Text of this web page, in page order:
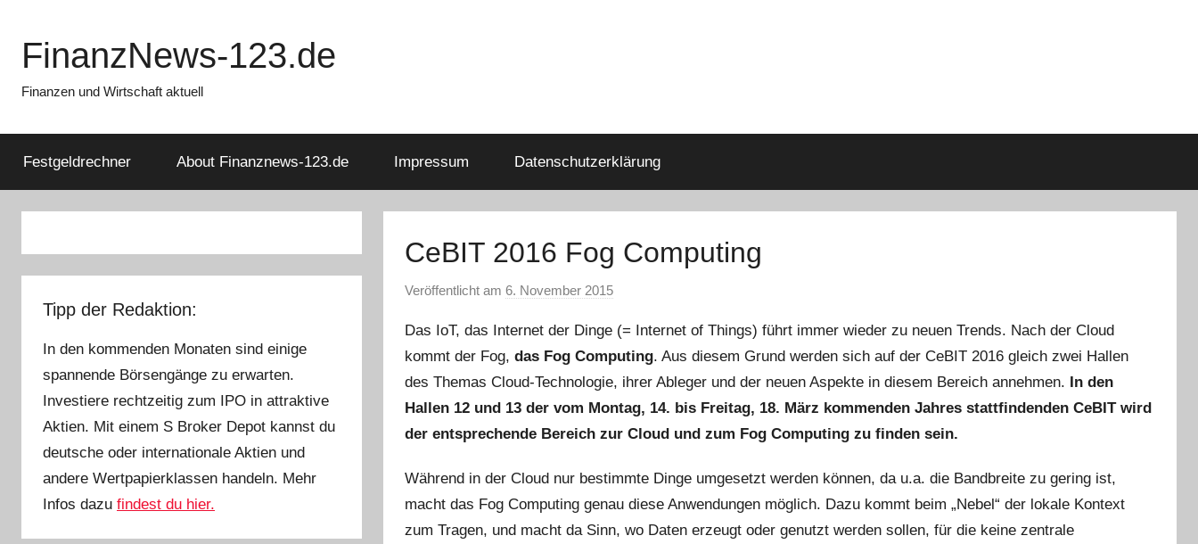
springen
FinanzNews-123.de
Finanzen und Wirtschaft aktuell
Festgeldrechner About Finanznews-123.de Impressum Datenschutzerklärung
CeBIT 2016 Fog Computing
Veröffentlicht am 6. November 2015v
n
a
d
m
i
Das IoT, das Internet der Dinge (= Internet of Things) führt immer wieder zu neuen Trends. Nach der Cloud
kommt der Fog, das Fog Computing. Aus diesem Grund werden sich auf der CeBIT 2016 gleich zwei Hallen
des Themas Cloud-Technologie, ihrer Ableger und der neuen Aspekte in diesem Bereich annehmen. In den
Hallen 12 und 13 der vom Montag, 14. bis Freitag, 18. März kommenden Jahres stattfindenden CeBIT wird
der entsprechende Bereich zur Cloud und zum Fog Computing zu finden sein.
Während in der Cloud nur bestimmte Dinge umgesetzt werden können, da u.a. die Bandbreite zu gering ist,
macht das Fog Computing genau diese Anwendungen möglich. Dazu kommt beim „Nebel“ der lokale Kontext
zum Tragen, und macht da Sinn, wo Daten erzeugt oder genutzt werden sollen, für die keine zentrale
Tipp der Redaktion:
In den kommenden Monaten sind einige
spannende Börsengänge zu erwarten.
Investiere rechtzeitig zum IPO in attraktive
Aktien. Mit einem S Broker Depot kannst du
deutsche oder internationale Aktien und
andere Wertpapierklassen handeln. Mehr
Infos dazu findest du hier.